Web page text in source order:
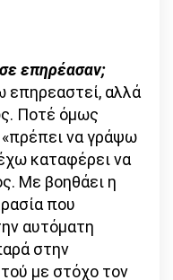
επηρέασαν;
επηρεαστεί, αλλά
Ποτέ όμως
να γράψω
καταφέρει να
Με βοηθάει η
που
αυτόματη
στην
με στόχο τον